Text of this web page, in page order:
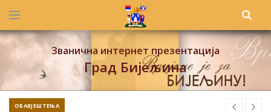
Званична интернет презентација
Град Бијељина
ОБАВЈЕШТЕЊА